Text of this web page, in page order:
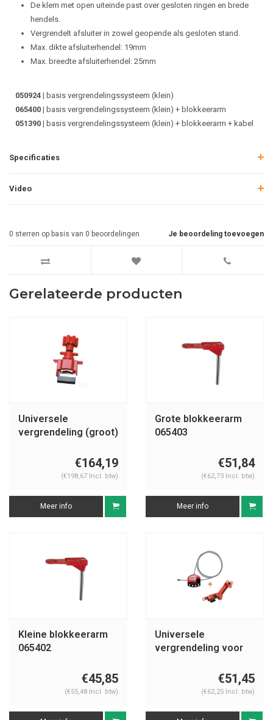
De klem met open uiteinde past over gesloten ringen en brede
hendels.
Vergrendelt afsluiter in zowel geopende als gesloten stand.
Max. dikte afsluiterhendel: 19mm
Max. breedte afsluiterhendel: 25mm
050924 | basis vergrendelingssysteem (klein)
065400 | basis vergrendelingssysteem (klein) + blokkeerarm
051390 | basis vergrendelingssysteem (klein) + blokkeerarm + kabel
Specificaties
Video
Je beoordeling toevoegen
0 sterren op basis van 0 beoordelingen
Gerelateerde producten
Universele
vergrendeling (groot)
€164,19
(€198,67 Incl. btw)
Meer info
Grote blokkeerarm
065403
€51,84
(€62,73 Incl. btw)
Meer info
Kleine blokkeerarm
065402
€45,85
(€55,48 Incl. btw)
Universele
vergrendeling voor
€51,45
(€62,25 Incl. btw)